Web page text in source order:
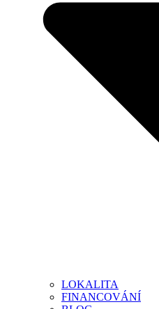
LOKALITA
FINANCOVÁNÍ